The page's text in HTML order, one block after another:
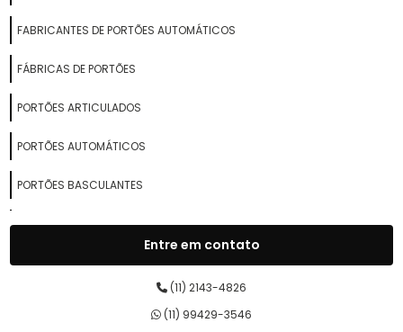
FABRICANTES DE PORTÕES AUTOMÁTICOS
FÁBRICAS DE PORTÕES
PORTÕES ARTICULADOS
PORTÕES AUTOMÁTICOS
PORTÕES BASCULANTES
PORTÕES BASCULANTES AUTOMÁTICOS
PORTÕES DE FERRO
Entre em contato
(11) 2143-4826
(11) 99429-3546